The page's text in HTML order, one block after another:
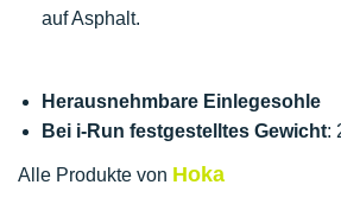
auf Asphalt.
Herausnehmbare Einlegesohle
Bei i-Run festgestelltes Gewicht:
Alle Produkte von Hoka